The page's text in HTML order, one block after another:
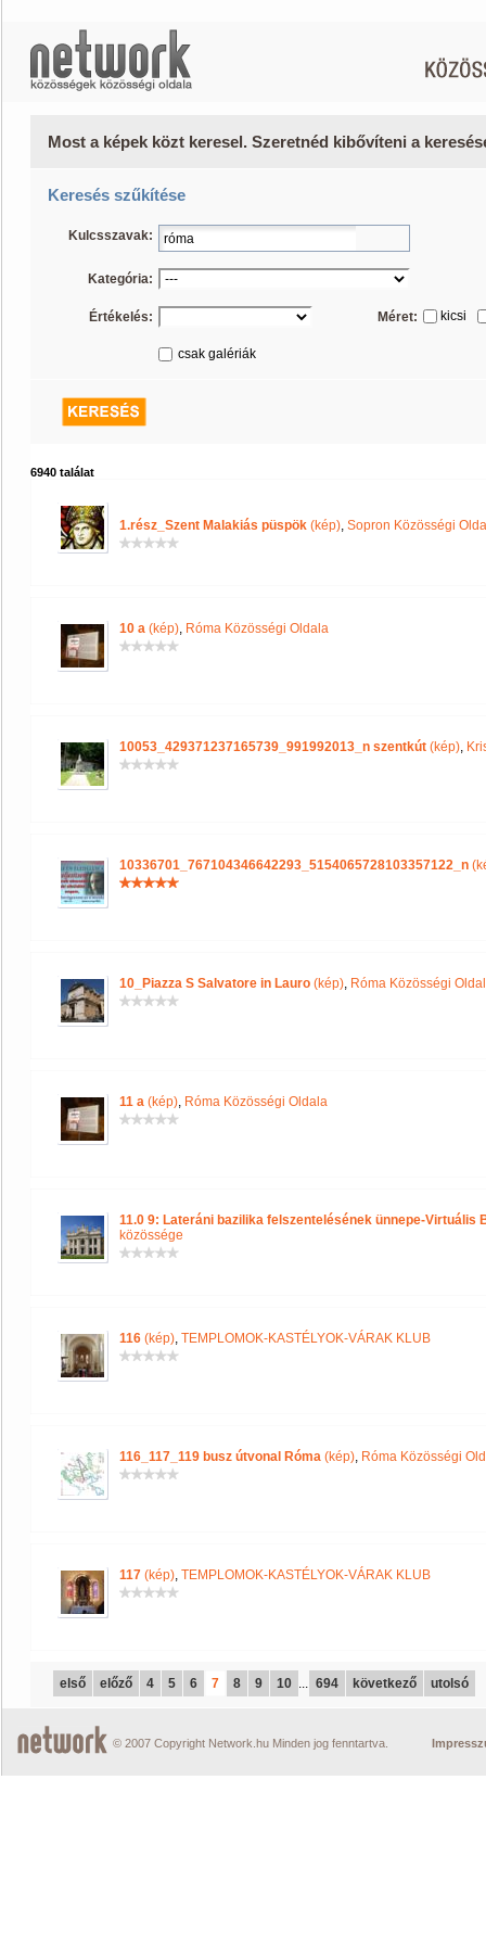
Most a képek közt keresel. Szeretnéd kibővíteni a
Keresés szűkítése
Kulcsszavak:
Kategória:
Értékelés: Méret: kicsi
csak galériák
6940 találat
1.rész_Szent Malakiás püspök (kép), Sopron Közösségi
10 a (kép), Róma Közösségi Oldala
10053_429371237165739_991992013_n szentkút (kép),
10336701_767104346642293_5154065728103357122_n
10_Piazza S Salvatore in Lauro (kép), Róma Közösségi
11 a (kép), Róma Közösségi Oldala
11.0 9: Lateráni bazilika felszentelésének ünnepe-Virtuális
közössége
116 (kép), TEMPLOMOK-KASTÉLYOK-VÁRAK KLUB
116_117_119 busz útvonal Róma (kép), Róma Közösségi
117 (kép), TEMPLOMOK-KASTÉLYOK-VÁRAK KLUB
első előző 4 5 6 7 8 9 10 ... 694 következő utolsó
© 2007 Copyright Network.hu Minden jog fenntartva.